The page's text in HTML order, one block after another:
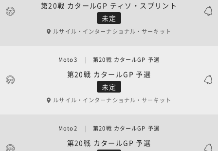
未定
第20戦 カタールGP ティソ・スプリント
ルサイル・インターナショナル・サーキット
未定
第20戦 カタールGP 予選
Moto3 | 第20戦 カタールGP 予選
ルサイル・インターナショナル・サーキット
第20戦 カタールGP 予選
Moto2 | 第20戦 カタールGP 予選